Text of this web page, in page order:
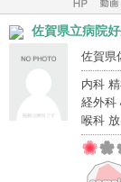
ホームペ
ージ
動画
佐賀県立病院
佐賀県
内科
経外科
喉科